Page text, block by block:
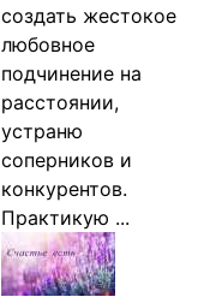
создать жестокое
любовное
подчинение на
расстоянии,
устраню
соперников и
конкурентов.
Практикую ...